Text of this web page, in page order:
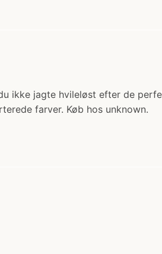
ikke jagte hvileløst efter de
farver. Køb hos unknown.